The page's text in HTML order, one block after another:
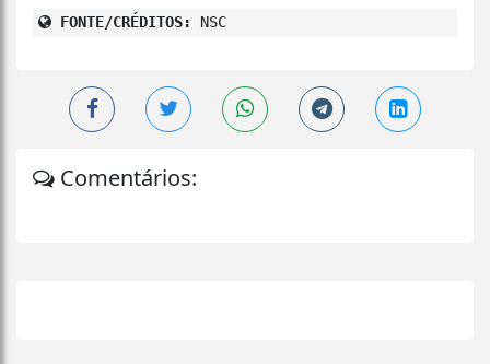
FONTE/CRÉDITOS: NSC
Comentários: